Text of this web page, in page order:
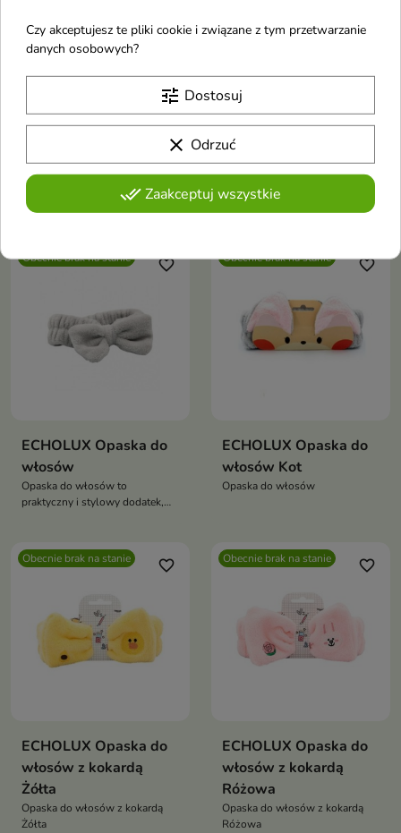
prysznic 1 sztuka
Anwen Wrap It Up
Turban Czarny 1 sztuka
Turban do osuszenia włosów
zamiast ręcznika
Obecnie brak na stanie favorite_border
ECHOLUX Opaska do
włosów
Opaska do włosów to
praktyczny i stylowy dodatek,
Obecnie brak na stanie favorite_border
ECHOLUX Opaska do
włosów Kot
Opaska do włosów
Obecnie brak na stanie favorite_border
ECHOLUX Opaska do
włosów z kokardą
Żółta
Opaska do włosów z kokardą
Żółta
Obecnie brak na stanie favorite_border
ECHOLUX Opaska do
włosów z kokardą
Różowa
Opaska do włosów z kokardą
Różowa
Czy akceptujesz te pliki cookie i związane z tym przetwarzanie
danych osobowych?
tune Dostosuj
clear Odrzuć
done_allZaakceptuj wszystkie